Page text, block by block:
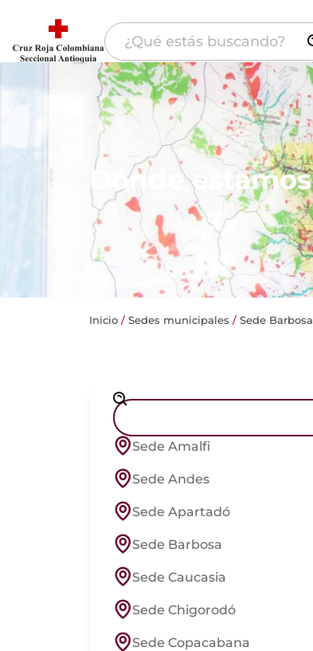
Dónde estamos
Inicio / Sedes municipales / Sede Barbosa
Sede Amalfi
Sede Andes
Sede Apartadó
Sede Barbosa
Sede Caucasia
Sede Chigorodó
Sede Copacabana